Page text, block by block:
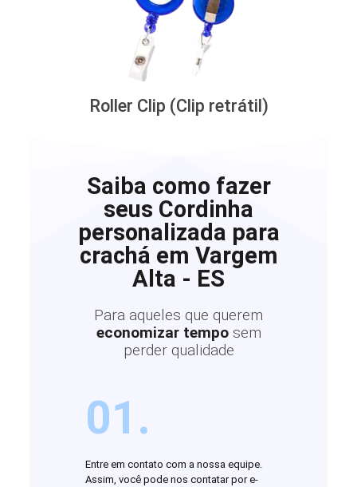
Roller Clip (Clip retrátil)
Saiba como fazer
seus Cordinha
personalizada para
crachá em Vargem
Alta - ES
Para aqueles que querem
economizar tempo sem
perder qualidade
01.
Entre em contato com a nossa equipe.
Assim, você pode nos contatar por e-